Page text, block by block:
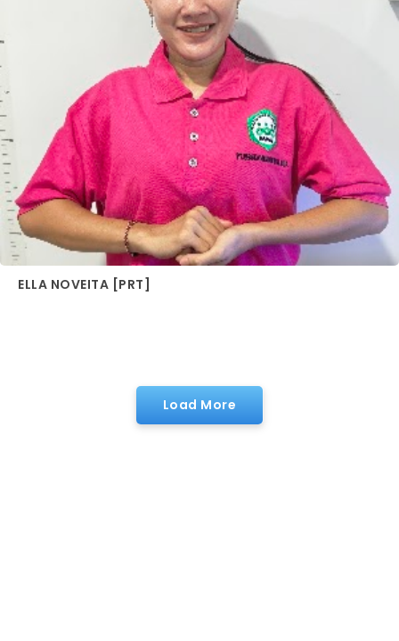
ELLA NOVEITA [PRT]
Load More